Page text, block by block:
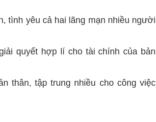
tình yêu cả hai lãng mạn nhiều người
quyết hợp lí cho tài chính của bản
thân, tập trung nhiều cho công việc